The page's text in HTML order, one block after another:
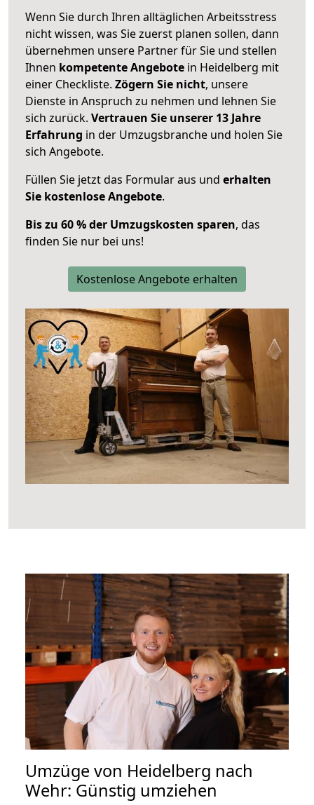
Wenn Sie durch Ihren alltäglichen Arbeitsstress
nicht wissen, was Sie zuerst planen sollen, dann
übernehmen unsere Partner für Sie und stellen
Ihnen kompetente Angebote in Heidelberg mit
einer Checkliste. Zögern Sie nicht, unsere
Dienste in Anspruch zu nehmen und lehnen Sie
sich zurück. Vertrauen Sie unserer 13 Jahre
Erfahrung in der Umzugsbranche und holen Sie
sich Angebote.
Füllen Sie jetzt das Formular aus und erhalten
Sie kostenlose Angebote.
Bis zu 60 % der Umzugskosten sparen, das
finden Sie nur bei uns!
Kostenlose Angebote erhalten
Umzüge von Heidelberg nach
Wehr: Günstig umziehen